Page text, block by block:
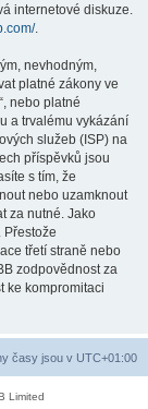
internetové diskuze.
.
nevhodným,
platné zákony ve
nebo platné
a trvalému vykázání
služeb (ISP) na
příspěvků jsou
s tím, že
nebo uzamknout
za nutné. Jako
třetí straně nebo
zodpovědnost za
ke kompromitaci
časy jsou v UTC+01:00
Limited